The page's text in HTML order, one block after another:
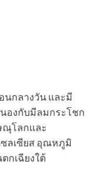
นกลางวัน และมี
องกับมีลมกระโชก
ณุโลกและ
ลเซียส อุณหภูมิ
กเฉียงใต้